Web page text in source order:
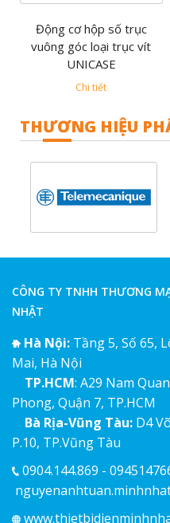
Động cơ hộp số trục
vuông góc loại trục vít
UNICASE
Chi tiết
THƯƠNG HIỆU
CÔNG TY TNHH THƯƠNG
NHẬT
Hà Nội: Tầng 5, Số 65,
Mai, Hà Nội
TP.HCM: A29 Nam
Phong, Quận 7, TP.HCM
Bà Rịa-Vũng Tàu: D4
P.10, TP.Vũng Tàu
0904.144.869 -